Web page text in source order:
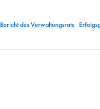
Bericht des Verwaltungsrats